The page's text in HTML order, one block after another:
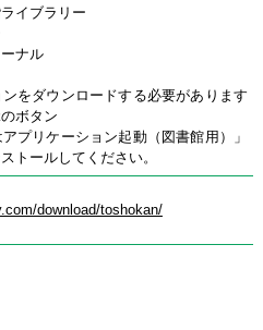
イブラリー
ナル
をダウンロードする必要があります
ボタン
プリケーション起動（図書館用）」
トールしてください。
download/toshokan/